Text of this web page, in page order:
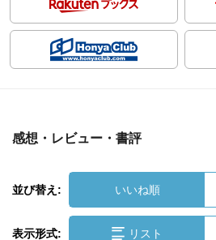
感想・レビュー・書評
並び替え: いいね順
表示形式: リスト